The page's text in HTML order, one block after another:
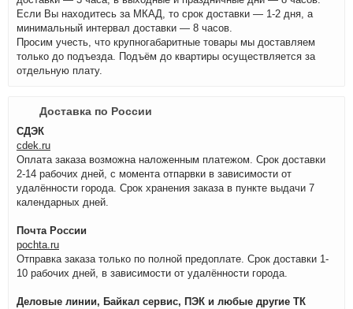
Если Вы находитесь за МКАД, то срок доставки — 1-2 дня, а
минимальный интервал доставки — 8 часов.
Просим учесть, что крупногабаритные товары мы доставляем
только до подъезда. Подъём до квартиры осуществляется за
отдельную плату.
Доставка по России
СДЭК
cdek.ru
Оплата заказа возможна наложенным платежом. Срок доставки
2-14 рабочих дней, с момента отпарвки в зависимости от
удалённости города. Срок хранения заказа в пункте выдачи 7
календарных дней.
Почта России
pochta.ru
Отправка заказа только по полной предоплате. Срок доставки 1-
10 рабочих дней, в зависимости от удалённости города.
Деловые линии, Байкал сервис, ПЭК и любые другие ТК